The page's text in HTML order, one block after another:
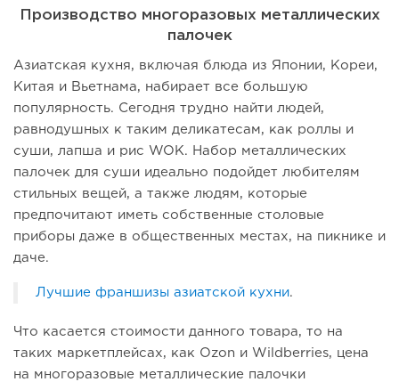
Производство многоразовых металлических
палочек
Азиатская кухня, включая блюда из Японии, Кореи,
Китая и Вьетнама, набирает все большую
популярность. Сегодня трудно найти людей,
равнодушных к таким деликатесам, как роллы и
суши, лапша и рис WOK. Набор металлических
палочек для суши идеально подойдет любителям
стильных вещей, а также людям, которые
предпочитают иметь собственные столовые
приборы даже в общественных местах, на пикнике и
даче.
Лучшие франшизы азиатской кухни.
Что касается стоимости данного товара, то на
таких маркетплейсах, как Ozon и Wildberries, цена
на многоразовые металлические палочки